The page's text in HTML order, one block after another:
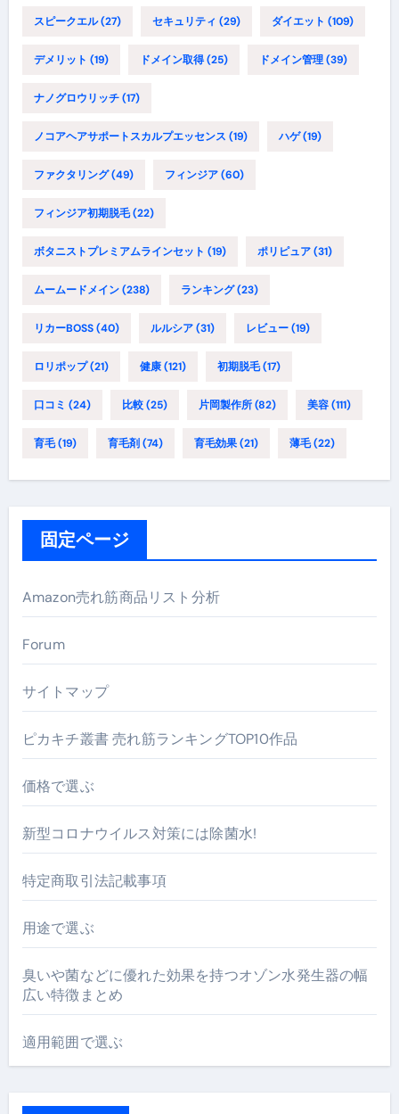
スピークエル(27) セキュリティ (29) ダイエット (109)
デメリット (19) ドメイン取得(25) ドメイン管理(39)
ナノグロウリッチ(17)
ノコアヘアサポートスカルプエッセンス (19) ハゲ(19)
ファクタリング(49) フィンジア(60)
フィンジア初期脱毛(22)
ボタニストプレミアムラインセット (19) ポリピュア(31)
ムームードメイン(238) ランキング(23)
リカーBOSS(40) ルルシア(31) レビュー(19)
ロリポップ(21) 健康(121) 初期脱毛(17)
口コミ (24) 比較(25) 片岡製作所(82) 美容(111)
育毛(19) 育毛剤 (74) 育毛効果(21) 薄毛(22)
固定ページ
Amazon売れ筋商品リスト分析
Forum
サイトマップ
ピカキチ叢書 売れ筋ランキングTOP10作品
価格で選ぶ
新型コロナウイルス対策には除菌水!
特定商取引法記載事項
用途で選ぶ
臭いや菌などに優れた効果を持つオゾン水発生器の幅
広い特徴まとめ
適用範囲で選ぶ